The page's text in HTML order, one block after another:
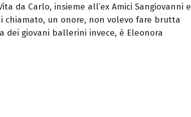
da Carlo, insieme all’ex Amici Sangiovanni e
chiamato, un onore, non volevo fare brutta
dei giovani ballerini invece, è Eleonora